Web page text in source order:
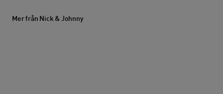
Mer från Nick & Johnny